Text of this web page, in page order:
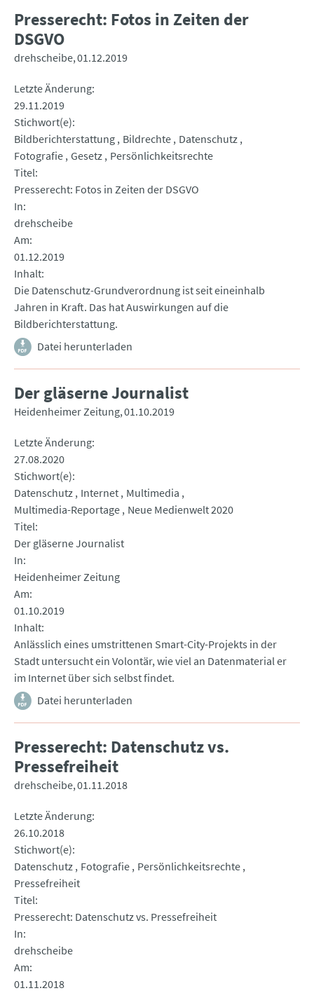
Presserecht: Fotos in Zeiten der
DSGVO
drehscheibe 01.12.2019
Letzte Änderung
29.11.2019
Stichwort(e)
Bildberichterstattung Bildrechte Datenschutz
Fotografie Gesetz Persönlichkeitsrechte
Titel
Presserecht: Fotos in Zeiten der DSGVO
In
drehscheibe
Am
01.12.2019
Inhalt
Die Datenschutz-Grundverordnung ist seit eineinhalb
Jahren in Kraft. Das hat Auswirkungen auf die
Bildberichterstattung.
Datei herunterladen
Der gläserne Journalist
Heidenheimer Zeitung 01.10.2019
Letzte Änderung
27.08.2020
Stichwort(e)
Datenschutz Internet Multimedia
Multimedia-Reportage Neue Medienwelt 2020
Titel
Der gläserne Journalist
In
Heidenheimer Zeitung
Am
01.10.2019
Inhalt
Anlässlich eines umstrittenen Smart-City-Projekts in der
Stadt untersucht ein Volontär, wie viel an Datenmaterial er
im Internet über sich selbst findet.
Datei herunterladen
Presserecht: Datenschutz vs.
Pressefreiheit
drehscheibe 01.11.2018
Letzte Änderung
26.10.2018
Stichwort(e)
Datenschutz Fotografie Persönlichkeitsrechte
Pressefreiheit
Titel
Presserecht: Datenschutz vs. Pressefreiheit
In
drehscheibe
Am
01.11.2018